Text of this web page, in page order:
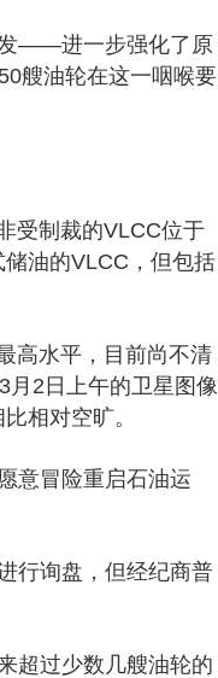
——进一步强化了原
艘油轮在这一咽喉要
受制裁的VLCC位于
油的VLCC，但包括
高水平，目前尚不清
月2日上午的卫星图像
相对空旷。
意冒险重启石油运
行询盘，但经纪商普
超过少数几艘油轮的